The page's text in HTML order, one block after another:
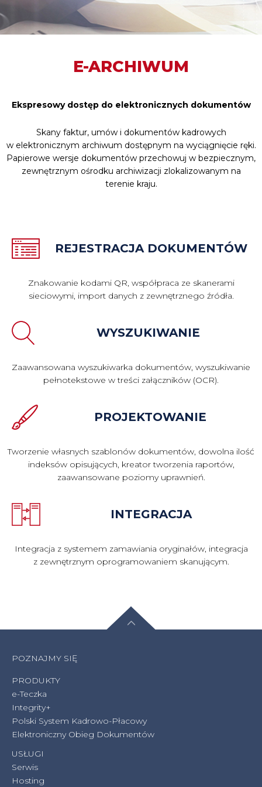
E-ARCHIWUM
Ekspresowy dostęp do elektronicznych dokumentów
Skany faktur, umów i dokumentów kadrowych
w elektronicznym archiwum dostępnym na wyciągnięcie ręki.
Papierowe wersje dokumentów przechowuj w bezpiecznym,
zewnętrznym ośrodku archiwizacji zlokalizowanym na
terenie kraju.
REJESTRACJA DOKUMENTÓW
Znakowanie kodami QR, współpraca ze skanerami
sieciowymi, import danych z zewnętrznego źródła.
WYSZUKIWANIE
Zaawansowana wyszukiwarka dokumentów, wyszukiwanie
pełnotekstowe w treści załączników (OCR).
PROJEKTOWANIE
Tworzenie własnych szablonów dokumentów, dowolna ilość
indeksów opisujących, kreator tworzenia raportów,
zaawansowane poziomy uprawnień.
INTEGRACJA
Integracja z systemem zamawiania oryginałów, integracja
z zewnętrznym oprogramowaniem skanującym.
POZNAJMY SIĘ
PRODUKTY
e-Teczka
Integrity+
Polski System Kadrowo-Płacowy
Elektroniczny Obieg Dokumentów
USŁUGI
Serwis
Hosting